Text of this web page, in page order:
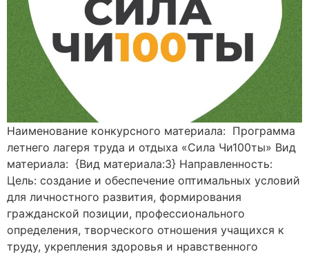
Наименование конкурсного материала: Программа
летнего лагеря труда и отдыха «Сила Чи100ты» Вид
материала: {Вид материала:3} Направленность:
Цель: создание и обеспечение оптимальных условий
для личностного развития, формирования
гражданской позиции, профессионального
определения, творческого отношения учащихся к
труду, укрепления здоровья и нравственного